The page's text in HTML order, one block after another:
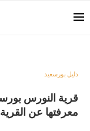
دليل بورسعيد
معرفتها عن القرية